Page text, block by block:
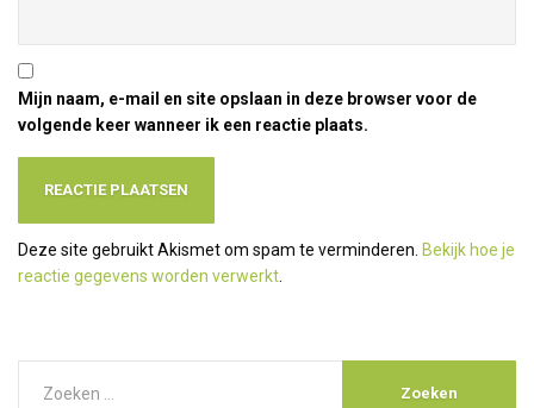
Mijn naam, e-mail en site opslaan in deze browser voor de
volgende keer wanneer ik een reactie plaats.
Deze site gebruikt Akismet om spam te verminderen. Bekijk hoe je
reactie gegevens worden verwerkt